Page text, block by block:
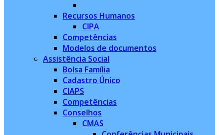
Recursos Humanos
CIPA
Competências
Modelos de documentos
Assistência Social
Bolsa Família
Cadastro Único
CIAPS
Competências
Conselhos
CMAS